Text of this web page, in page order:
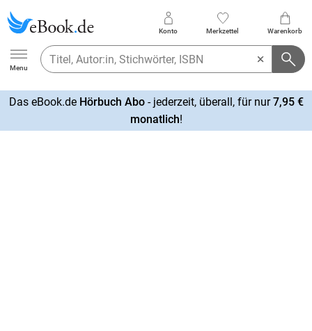
Ebook.de
Menu
Konto Merkzettel Warenkorb
Das eBook.de Hörbuch Abo- jederzeit, überall, für nur7,95 €
monatlich!